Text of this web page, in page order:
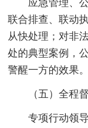
应急管理、公
联合排查、联动
从快处理；对非
处的典型案例，
警醒一方的效果。
（五）全程
专项行动领导